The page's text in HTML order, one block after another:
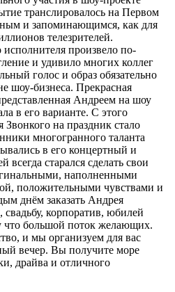
транслировалось на Первом
и запоминающимся, как для
телезрителей.
произвело по-
и удивило многих коллег
голос и образ обязательно
шоу-бизнеса. Прекрасная
Андреем на шоу
в его варианте. С этого
на праздник стало
многогранного таланта
в его концертный и
старался сделать свои
наполненными
положительными чувствами и
днём заказать Андрея
корпоратив, юбилей
что большой поток желающих.
и мы организуем для вас
вечер. Вы получите море
драйва и отличного